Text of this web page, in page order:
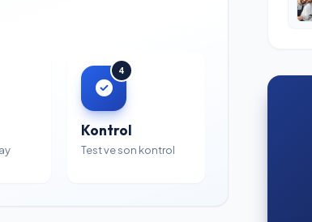
4
Kontrol
Test ve son kontrol